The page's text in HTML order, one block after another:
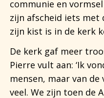
communie en
zijn afscheid iets met
zijn kist is in de kerk
De kerk gaf meer
Pierre vult aan: ‘Ik
mensen, maar van
veel. We zijn toen de